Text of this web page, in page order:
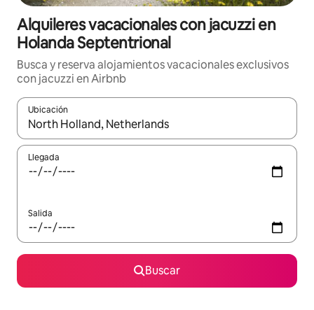
Alquileres vacacionales con jacuzzi en
Holanda Septentrional
Busca y reserva alojamientos vacacionales exclusivos
con jacuzzi en Airbnb
Ubicación
Cuando los resultados estén disponibles, navega con las
Llegada
Salida
Buscar